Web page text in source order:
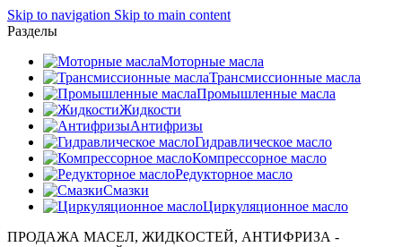
Skip to navigation Skip to main content
Разделы
Моторные масла
Трансмиссионные масла
Промышленные масла
Жидкости
Антифризы
Гидравлическое масло
Компрессорное масло
Редукторное масло
Смазки
Циркуляционное масло
ПРОДАЖА МАСЕЛ, ЖИДКОСТЕЙ, АНТИФРИЗА -